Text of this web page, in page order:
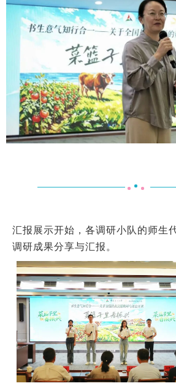
汇报展示开始，各调研小队的师生
调研成果分享与汇报。